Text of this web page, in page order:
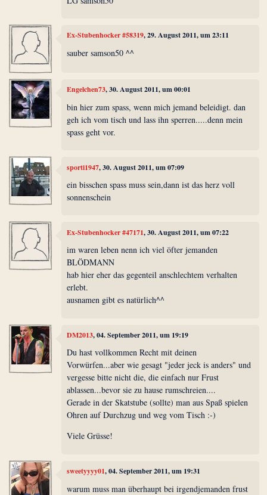
Ex-Stubenhocker #58319, 29. August 2011, um 23:11
sauber samson50 ^^
Engelchen73, 30. August 2011, um 00:01
bin hier zum spass, wenn mich jemand beleidigt. dan
geh ich vom tisch und lass ihn sperren.....denn mein
spass geht vor.
sporti1947, 30. August 2011, um 07:09
ein bisschen spass muss sein,dann ist das herz voll
sonnenschein
Ex-Stubenhocker #47171, 30. August 2011, um 07:22
im waren leben nenn ich viel öfter jemanden
BLÖDMANN
hab hier eher das gegenteil anschlechtem verhalten
erlebt.
ausnamen gibt es natürlich^^
DM2013, 04. September 2011, um 19:19
Du hast vollkommen Recht mit deinen
Vorwürfen...aber wie gesagt "jeder jeck is anders" und
vergesse bitte nicht die, die einfach nur Frust
ablassen...bevor sie zu hause rumschreien....
Gerade in der Skatstube (sollte) man aus Spaß spielen
Ohren auf Durchzug und weg vom Tisch :-)
Viele Grüsse!
sweetyyyy01, 04. September 2011, um 19:31
warum muss man überhaupt bei irgendjemanden frust